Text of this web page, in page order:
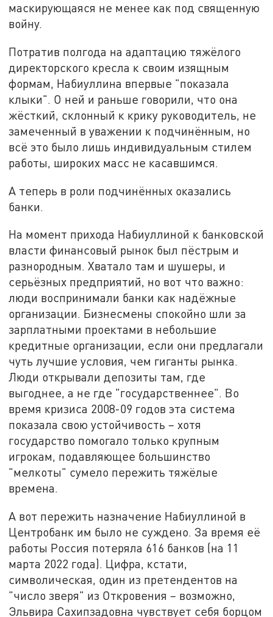
маскирующаяся не менее как под священную
войну.
Потратив полгода на адаптацию тяжёлого
директорского кресла к своим изящным
формам, Набиуллина впервые "показала
клыки". О ней и раньше говорили, что она
жёсткий, склонный к крику руководитель, не
замеченный в уважении к подчинённым, но
всё это было лишь индивидуальным стилем
работы, широких масс не касавшимся.
А теперь в роли подчинённых оказались
банки.
На момент прихода Набиуллиной к банковской
власти финансовый рынок был пёстрым и
разнородным. Хватало там и шушеры, и
серьёзных предприятий, но вот что важно:
люди воспринимали банки как надёжные
организации. Бизнесмены спокойно шли за
зарплатными проектами в небольшие
кредитные организации, если они предлагали
чуть лучшие условия, чем гиганты рынка.
Люди открывали депозиты там, где
выгоднее, а не где "государственнее". Во
время кризиса 2008-09 годов эта система
показала свою устойчивость – хотя
государство помогало только крупным
игрокам, подавляющее большинство
"мелкоты" сумело пережить тяжёлые
времена.
А вот пережить назначение Набиуллиной в
Центробанк им было не суждено. За время её
работы Россия потеряла 616 банков (на 11
марта 2022 года). Цифра, кстати,
символическая, один из претендентов на
"число зверя" из Откровения – возможно,
Эльвира Сахипзадовна чувствует себя борцом